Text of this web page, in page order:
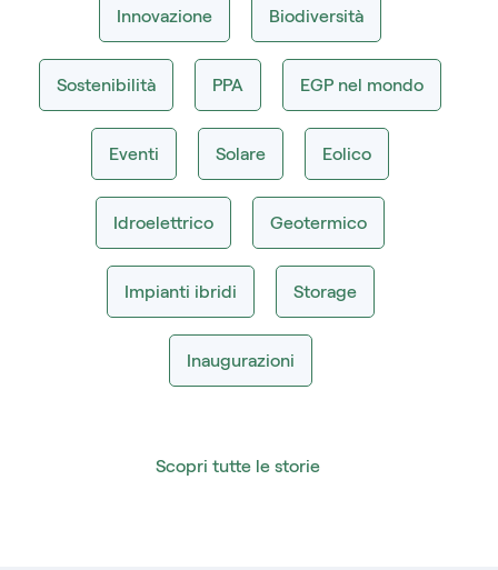
Innovazione Biodiversità
Sostenibilità PPA EGP nel mondo
Eventi Solare Eolico
Idroelettrico Geotermico
Impianti ibridi Storage
Inaugurazioni
Scopri tutte le storie